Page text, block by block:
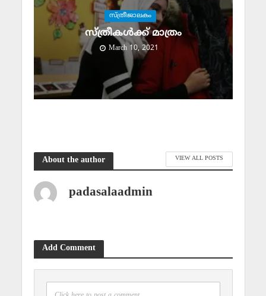
സ്ത്രീജാലകം
സ്ത്രീകള്‍ക്ക് മാത്രം
March 10, 2021
About the author VIEW ALL POSTS
padasalaadmin
Add Comment